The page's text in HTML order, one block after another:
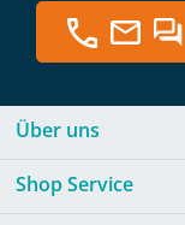
Über uns
Shop Service